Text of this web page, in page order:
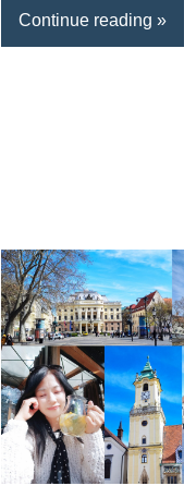
Continue reading